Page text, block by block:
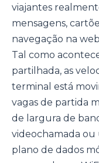
viajantes
mensagens,
navegação na
Tal como
partilhada, as
terminal está
vagas de partida
de largura de
videochamada
plano de dados